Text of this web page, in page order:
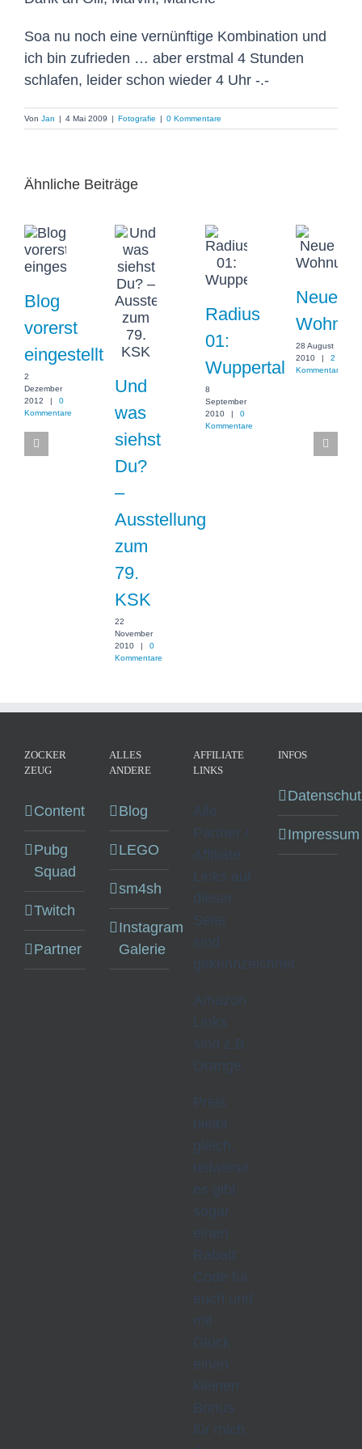
Soa nu noch eine vernünftige Kombination und
ich bin zufrieden … aber erstmal 4 Stunden
schlafen, leider schon wieder 4 Uhr -.-
Von Jan | 4 Mai 2009 | Fotografie | 0 Kommentare
Ähnliche Beiträge
Blog
vorerst
eingestellt
2
Dezember
2012
|
0
Kommentare
Und
was
siehst
Du?
–
Ausstellung
zum
79.
KSK
22
November
2010
|
0
Kommentare
Radius
01:
Wuppertal
8
September
2010
|
0
Kommentare
Neue
28 August
2010
|
2
Kommentare
ZOCKER
ZEUG
Content
Pubg
Squad
Twitch
Partner
ALLES
ANDERE
Blog
LEGO
sm4sh
Instagram
Galerie
AFFILIATE
LINKS
Alle
Partner /
Affiliate
Links auf
dieser
Seite
sind
gekennzeichnet.
Amazon
Links
sind z.B.
Orange.
Preis
bleibt
gleich,
teilweise
es gibt
sogar
einen
Rabatt
Code für
euch und
mit
Glück
einen
kleinen
Bonus
für mich.
INFOS
Impressum